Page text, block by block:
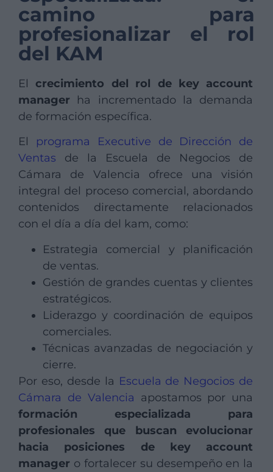
camino para
profesionalizar el rol
del KAM
El crecimiento del rol de key account
manager ha incrementado la demanda
de formación específica.
El programa Executive de Dirección de
Ventas
de la Escuela de Negocios de
Cámara de Valencia ofrece una visión
integral del proceso comercial, abordando
contenidos directamente relacionados
con el día a día del kam, como:
Estrategia comercial y planificación
de ventas.
Gestión de grandes cuentas y clientes
estratégicos.
Liderazgo y coordinación de equipos
comerciales.
Técnicas avanzadas de negociación y
cierre.
Por eso, desde la Escuela de Negocios de
Cámara de Valencia apostamos por una
formación especializada para
profesionales que buscan evolucionar
hacia posiciones de key account
manager o fortalecer su desempeño en la